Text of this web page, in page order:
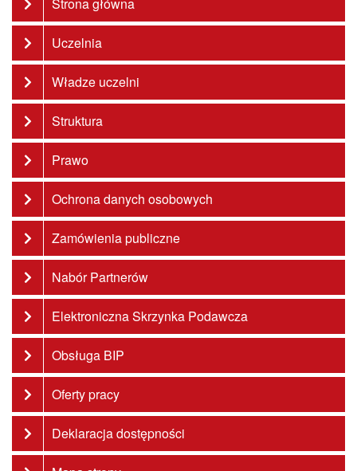
Uczelnia
Władze uczelni
Struktura
Prawo
Ochrona danych osobowych
Zamówienia publiczne
Nabór Partnerów
Elektroniczna Skrzynka Podawcza
Obsługa BIP
Oferty pracy
Deklaracja dostępności